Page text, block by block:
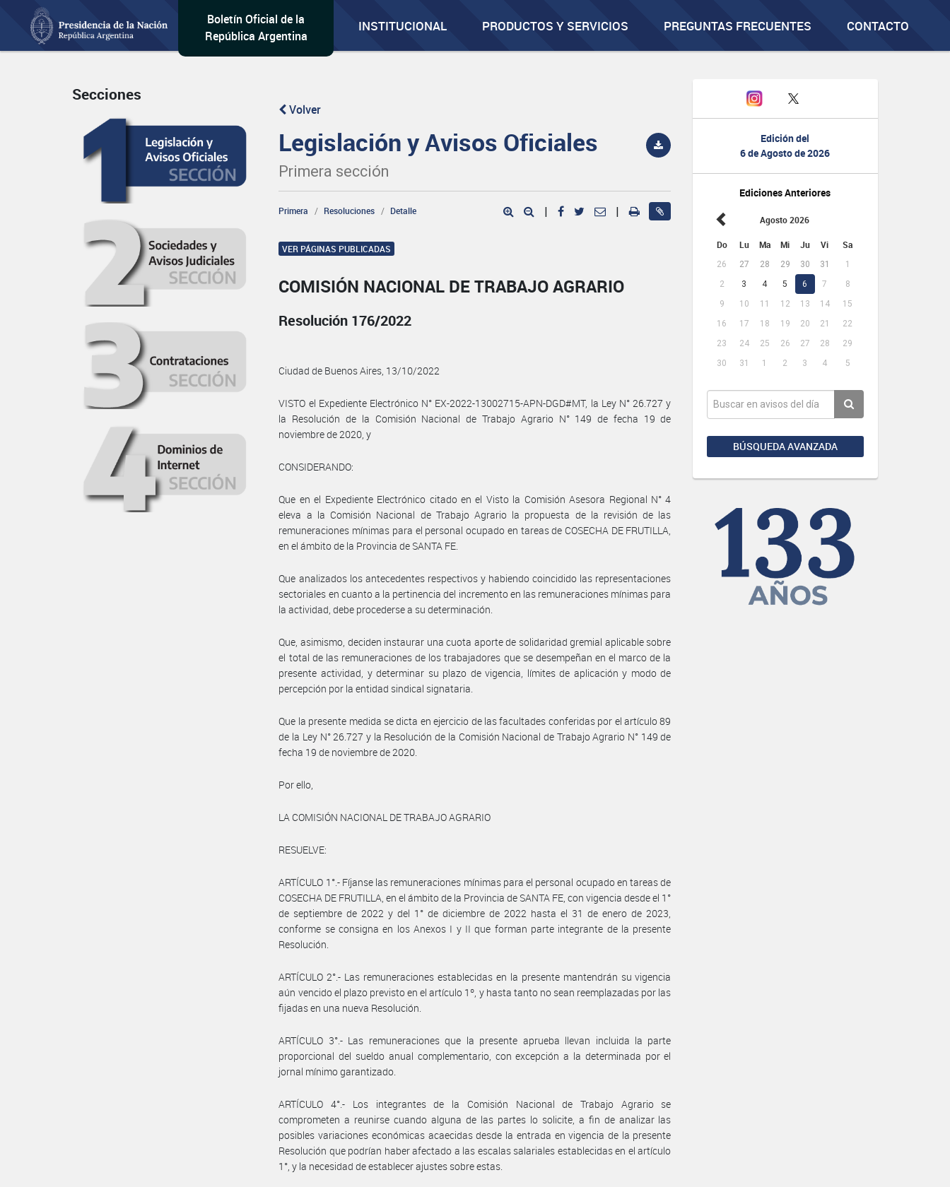
Boletín Oficial de la
República Argentina
INSTITUCIONAL PRODUCTOS Y SERVICIOS PREGUNTAS FRECUENTES CONTACTO
Edición del
6 de Agosto de 2026
Ediciones Anteriores
Agosto 2026
Do Lu Ma Mi Ju Vi Sa
26 27 28 29 30 31
1
2
3 4 5 6 7
8
9
10 11 12 13 14
15
16
17 18 19 20 21
22
23
24 25 26 27 28
29
30
31 1 2 3 4 5
BÚSQUEDA AVANZADA
Secciones
Volver
Legislación y Avisos Oficiales
Primera sección
Primera Resoluciones Detalle | |
VER PÁGINAS PUBLICADAS
COMISIÓN NACIONAL DE TRABAJO AGRARIO
Resolución 176/2022
Ciudad de Buenos Aires, 13/10/2022
VISTO el Expediente Electrónico N° EX-2022-13002715-APN-DGD#MT, la Ley N° 26.727 y
la Resolución de la Comisión Nacional de Trabajo Agrario N° 149 de fecha 19 de
noviembre de 2020, y
CONSIDERANDO:
Que en el Expediente Electrónico citado en el Visto la Comisión Asesora Regional N° 4
eleva a la Comisión Nacional de Trabajo Agrario la propuesta de la revisión de las
remuneraciones mínimas para el personal ocupado en tareas de COSECHA DE FRUTILLA,
en el ámbito de la Provincia de SANTA FE.
Que analizados los antecedentes respectivos y habiendo coincidido las representaciones
sectoriales en cuanto a la pertinencia del incremento en las remuneraciones mínimas para
la actividad, debe procederse a su determinación.
Que, asimismo, deciden instaurar una cuota aporte de solidaridad gremial aplicable sobre
el total de las remuneraciones de los trabajadores que se desempeñan en el marco de la
presente actividad, y determinar su plazo de vigencia, límites de aplicación y modo de
percepción por la entidad sindical signataria.
Que la presente medida se dicta en ejercicio de las facultades conferidas por el artículo 89
de la Ley N° 26.727 y la Resolución de la Comisión Nacional de Trabajo Agrario N° 149 de
fecha 19 de noviembre de 2020.
Por ello,
LA COMISIÓN NACIONAL DE TRABAJO AGRARIO
RESUELVE:
ARTÍCULO 1°.- Fíjanse las remuneraciones mínimas para el personal ocupado en tareas de
COSECHA DE FRUTILLA, en el ámbito de la Provincia de SANTA FE, con vigencia desde el 1°
de septiembre de 2022 y del 1° de diciembre de 2022 hasta el 31 de enero de 2023,
conforme se consigna en los Anexos I y II que forman parte integrante de la presente
Resolución.
ARTÍCULO 2°.- Las remuneraciones establecidas en la presente mantendrán su vigencia
aún vencido el plazo previsto en el artículo 1º, y hasta tanto no sean reemplazadas por las
fijadas en una nueva Resolución.
ARTÍCULO 3°.- Las remuneraciones que la presente aprueba llevan incluida la parte
proporcional del sueldo anual complementario, con excepción a la determinada por el
jornal mínimo garantizado.
ARTÍCULO 4°.- Los integrantes de la Comisión Nacional de Trabajo Agrario se
comprometen a reunirse cuando alguna de las partes lo solicite, a fin de analizar las
posibles variaciones económicas acaecidas desde la entrada en vigencia de la presente
Resolución que podrían haber afectado a las escalas salariales establecidas en el artículo
1°, y la necesidad de establecer ajustes sobre estas.